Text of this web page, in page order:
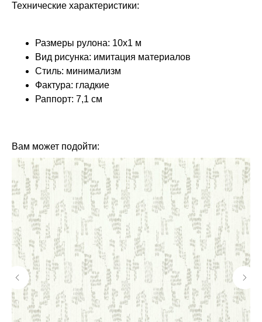
Технические характеристики:
Размеры рулона: 10x1 м
Вид рисунка: имитация материалов
Стиль: минимализм
Фактура: гладкие
Раппорт: 7,1 см
Вам может подойти: